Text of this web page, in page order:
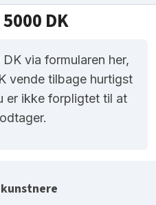
DK
via formularen her,
vende tilbage hurtigst
er ikke forpligtet til at